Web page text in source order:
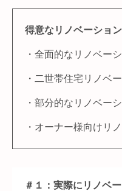
得意なリノベーション
・全面的なリノベー
・二世帯住宅リノベ
・部分的なリノベー
・オーナー様向けリ
＃１：実際にリノベ